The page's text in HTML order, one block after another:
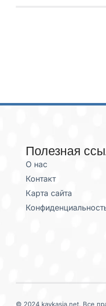
Полезная
О нас
Контакт
Карта сайта
© 2024 kavkasia.net, Все